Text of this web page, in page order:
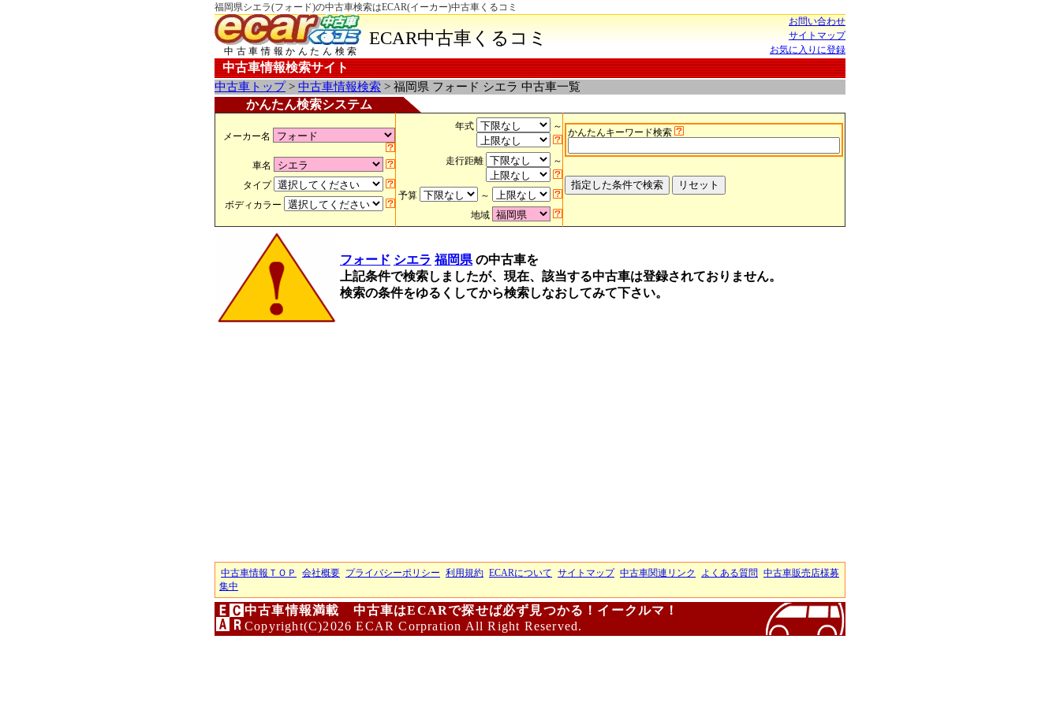
福岡県シエラ(フォード)の中古車検索はECAR(イーカー)中古車くるコミ
中古車情報かんたん検索
ECAR中古車くるコミ
お問い合わせ
サイトマップ
お気に入りに登録
中古車情報検索サイト
中古車トップ> 中古車情報検索 > 福岡県 フォード シエラ 中古車一覧
かんたん検索システム
メーカー名
車名
タイプ
ボディカラー
年式 ～
走行距離 ～
予算
～
地域
かんたんキーワード検索
フォード シエラ 福岡県 の中古車を
上記条件で検索しましたが、現在、該当する中古車は登録されておりません。
検索の条件をゆるくしてから検索しなおしてみて下さい。
中古車情報ＴＯＰ 会社概要 プライバシーポリシー 利用規約 ECARについて サイトマップ 中古車関連リンク よくある質問 中古車販売店様募
集中
中古車情報満載 中古車はECARで探せば必ず見つかる！イークルマ！
Copyright(C)2026 ECAR Corpration All Right Reserved.